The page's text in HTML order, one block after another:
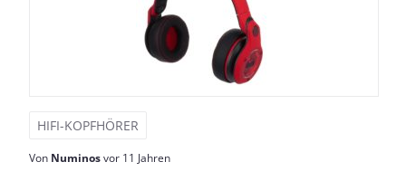
HIFI-KOPFHÖRER
Von Numinosvor 11 Jahren